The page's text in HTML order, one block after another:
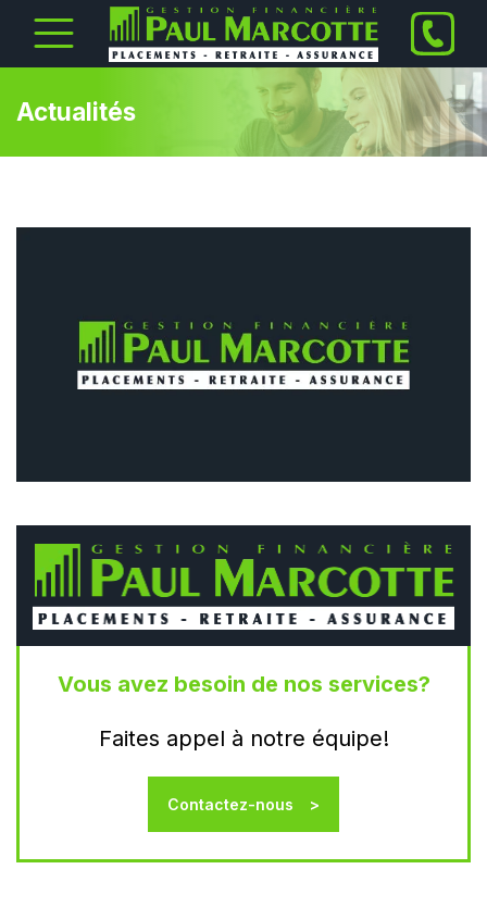
Actualités
Vous avez besoin de nos services?
Faites appel à notre équipe!
Contactez-nous